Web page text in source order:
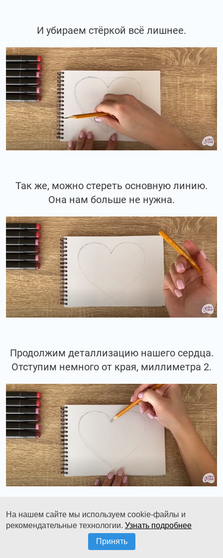
И убираем стёркой всё лишнее.
Так же, можно стереть основную линию.
Она нам больше не нужна.
Продолжим деталлизацию нашего сердца.
Отступим немного от края, миллиметра 2.
И создадим вот такую каёмочку. Это у нас
будет в будущем наша толщинка у сердечка.
На нашем сайте мы используем cookie-файлы и
рекомендательные технологии. Узнать подробнее
Принять